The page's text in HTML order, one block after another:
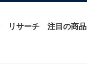
リサーチ 注目の商品